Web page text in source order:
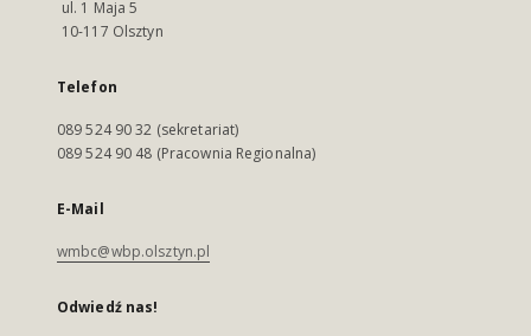
ul. 1 Maja 5
10-117 Olsztyn
Telefon
089 524 90 32 (sekretariat)
089 524 90 48 (Pracownia Regionalna)
E-Mail
wmbc@wbp.olsztyn.pl
Odwiedź nas!